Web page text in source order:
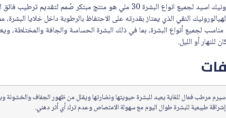
سيرافي سيرم مرطب بالهاليورونيك اسيد لجميع انواع البشرة 30 ملي هو منتج مبتكر
النقي الذي يمتاز بقدرته على الاحتفاظ بالرطوبة داخل خلايا البشرة،
لجميع أنواع البشرة، بما في ذلك البشرة الحساسة والجافة والمختلطة،
للنهار أو الليل.
سيرم مرطب فعال للغاية يعيد للبشرة حيويتها ونضارتها ويقلل من ظهور الجفاف والخشونة
إشراقة طبيعية للبشرة طوال اليوم مع سهولة الامتصاص وعدم ترك أي أثر دهني.